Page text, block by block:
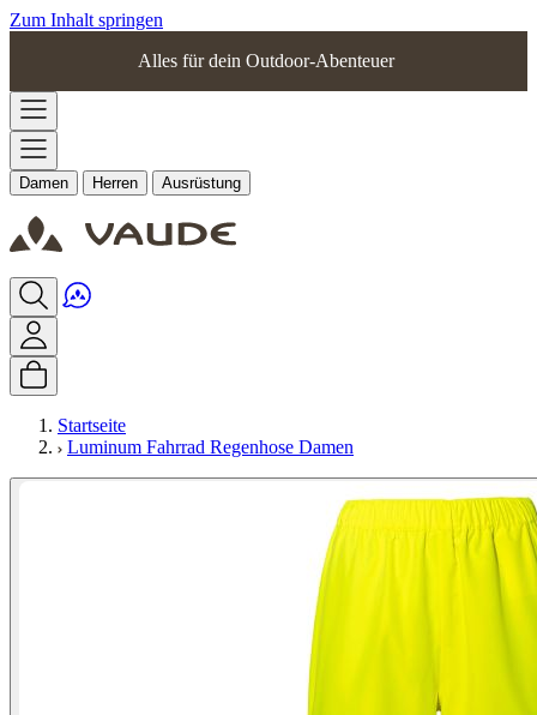
Zum Inhalt springen
Alles für dein Outdoor-Abenteuer
Damen Herren Ausrüstung
Startseite
Luminum Fahrrad Regenhose Damen